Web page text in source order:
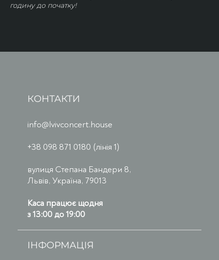
годину до початку!
КОНТАКТИ
info@lvivconcert.house
+38 098 871 0180 (лінія 1)
вулиця Степана Бандери 8,
Львів, Україна, 79013
Каса працює щодня
з 13:00 до 19:00
ІНФОРМАЦІЯ